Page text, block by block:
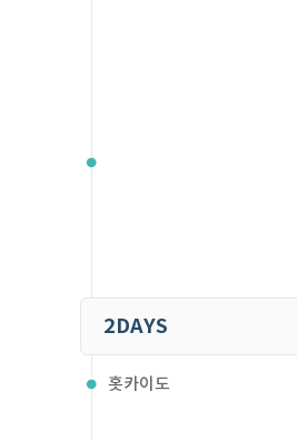
2DAYS
홋카이도